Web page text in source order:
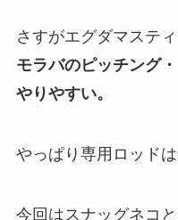
さすがエグダマステ
モラバのピッチング
やりやすい。
やっぱり専用ロッド
今回はスナッグネコ